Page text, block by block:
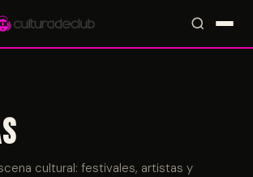
🎪 Eventos
cultural: festivales, artistas y